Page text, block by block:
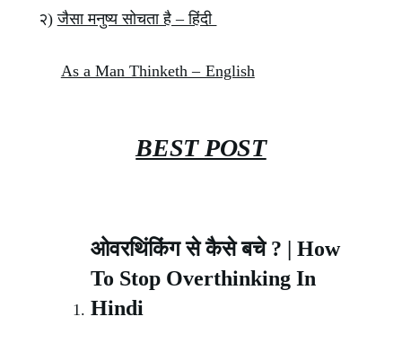
२)जैसा मनुष्य सोचता है – हिंदी
As a Man Thinketh – English
BEST POST
ओवरथिंकिंग से कैसे बचे ? | How
To Stop Overthinking In
Hindi